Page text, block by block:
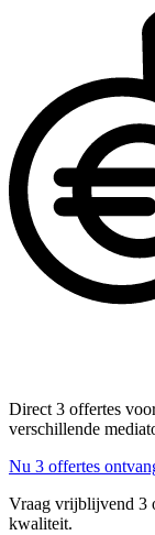
Direct 3 offertes
verschillende
Nu 3 offertes
Vraag vrijblijvend 3
kwaliteit.